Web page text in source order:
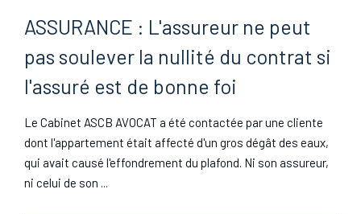
ASSURANCE : L'assureur ne peut
pas soulever la nullité du contrat si
l'assuré est de bonne foi
Le Cabinet ASCB AVOCAT a été contactée par une cliente
dont l'appartement était affecté d'un gros dégât des eaux,
qui avait causé l'effondrement du plafond. Ni son assureur,
ni celui de son ...